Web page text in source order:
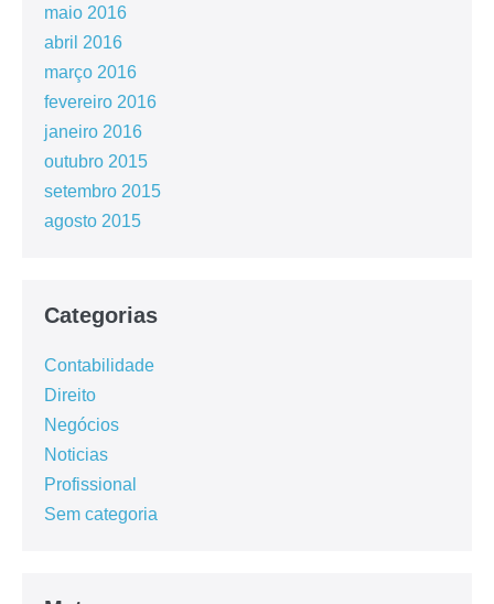
maio 2016
abril 2016
março 2016
fevereiro 2016
janeiro 2016
outubro 2015
setembro 2015
agosto 2015
Categorias
Contabilidade
Direito
Negócios
Noticias
Profissional
Sem categoria